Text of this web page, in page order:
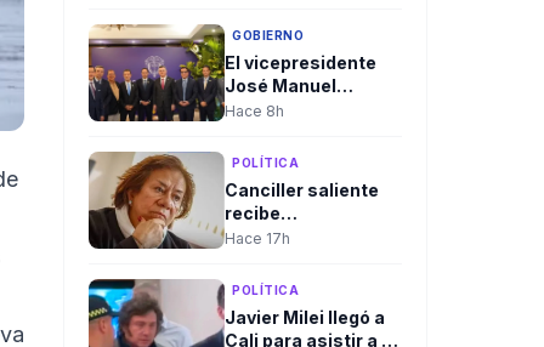
Ecuador por
designación del
presidente
Abelardo De la
Espriella
GOBIERNO
El vicepresidente
José Manuel
Restrepo presentó
restablecer la
relación bilateral
entre Colombia e
Israel
Hace 8h
POLÍTICA
Canciller saliente
recibe
delegaciones en
rechazo de algunas
que ha llevado a
cambios en el
Hace 17h
POLÍTICA
Javier Milei llegó a
Cali para asistir a la